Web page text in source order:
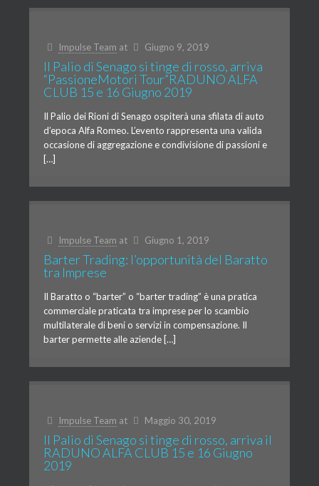
Impulse Team at Giugno 9, 2019
Il Palio di Senago si tinge di rosso, arriva
“PassioneMotori Tour”RADUNO ALFA
CLUB 15 e 16 Giugno 2019
Il Palio dei Rioni di Senago ospiterà una sfilata di auto
d’epoca Alfa Romeo. L’evento rappresenta una valida
occasione di aggregazione e condivisione di passioni e
[…]
Impulse Team at Giugno 1, 2019
Barter Trading: l’opportunità del Baratto
tra Imprese
Il Baratto o “barter” o “barter trading” è una pratica
commerciale praticata tra imprese per lo scambio
multilaterale di beni o servizi in compensazione. Il
barter permette alle aziende […]
Impulse Team at Maggio 30, 2019
Il Palio di Senago si tinge di rosso, arriva il
RADUNO ALFA CLUB 15 e 16 Giugno
2019